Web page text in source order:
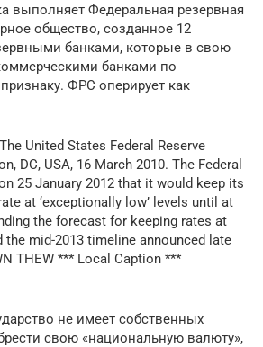
выполняет Федеральная резервная
общество, созданное 12
банками, которые в свою
банками по
ФРС оперирует как
United States Federal Reserve
DC, USA, 16 March 2010. The Federal
25 January 2012 that it would keep its
at ‘exceptionally low’ levels until at
the forecast for keeping rates at
mid-2013 timeline announced late
THEW *** Local Caption ***
не имеет собственных
свою «национальную валюту»,